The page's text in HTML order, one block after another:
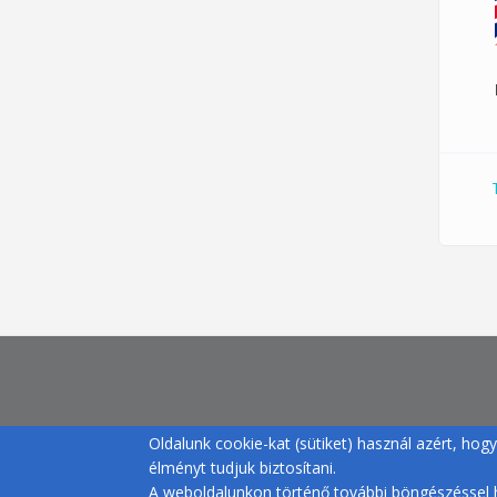
Oldalunk cookie-kat (sütiket) használ azért,
élményt tudjuk biztosítani.
A weboldalunkon történő további